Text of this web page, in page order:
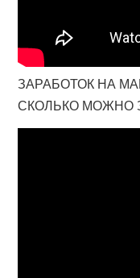
ЗАРАБОТОК НА
СКОЛЬКО МОЖНО